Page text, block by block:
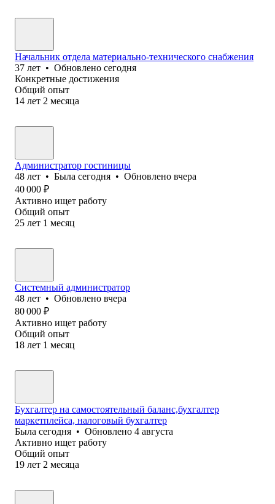
Начальник отдела материально-технического снабжения
37 лет • Обновлено сегодня
Конкретные достижения
Общий опыт
14 лет 2 месяца
Администратор гостиницы
48 лет • Была сегодня • Обновлено вчера
40 000 ₽
Активно ищет работу
Общий опыт
25 лет 1 месяц
Системный администратор
48 лет • Обновлено вчера
80 000 ₽
Активно ищет работу
Общий опыт
18 лет 1 месяц
Бухгалтер на самостоятельный баланс,бухгалтер
маркетплейса, налоговый бухгалтер
Была сегодня • Обновлено 4 августа
Активно ищет работу
Общий опыт
19 лет 2 месяца